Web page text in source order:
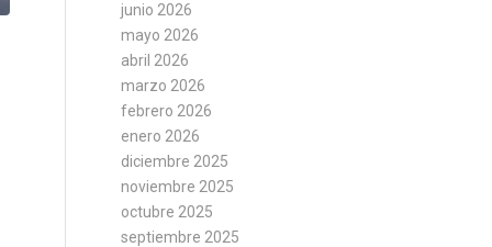
junio 2026
mayo 2026
abril 2026
marzo 2026
febrero 2026
enero 2026
diciembre 2025
noviembre 2025
octubre 2025
septiembre 2025